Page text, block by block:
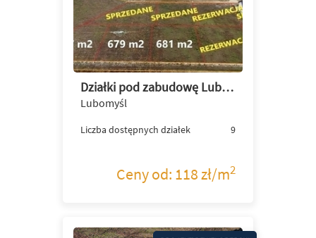
Działki pod zabudowę Lubomyśl przy granicy Żar
Lubomyśl
Liczba dostępnych działek 9
Ceny od: 118 zł/m2